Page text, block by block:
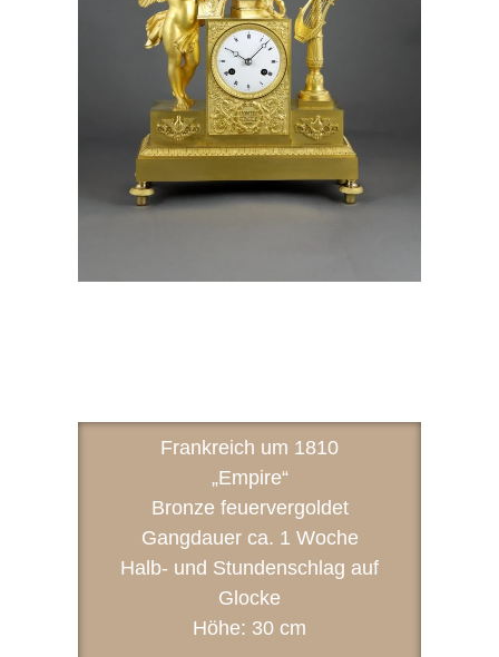
Frankreich um 1810
„Empire“
Bronze feuervergoldet
Gangdauer ca. 1 Woche
Halb- und Stundenschlag auf
Glocke
Höhe: 30 cm